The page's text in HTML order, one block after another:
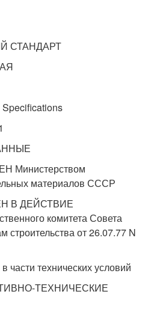
СТАНДАРТ
Министерством
материалов СССР
В ДЕЙСТВИЕ
комитета Совета
от 26.07.77 N
технических условий
ТЕХНИЧЕСКИЕ